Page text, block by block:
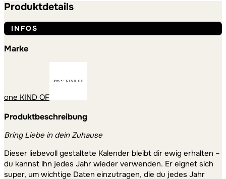
Produktdetails
INFOS
Marke
one KIND OF
Produktbeschreibung
Bring Liebe in dein Zuhause
Dieser liebevoll gestaltete Kalender bleibt dir ewig erhalten –
du kannst ihn jedes Jahr wieder verwenden. Er eignet sich
super, um wichtige Daten einzutragen, die du jedes Jahr